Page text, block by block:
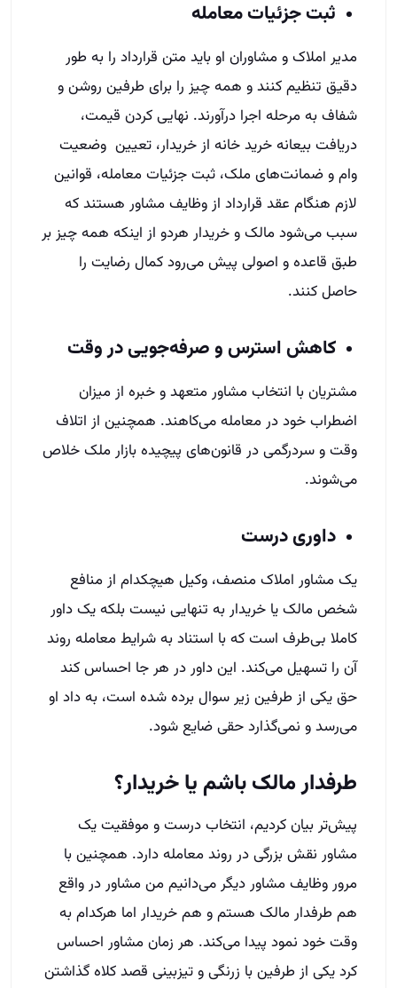
ثبت جزئیات معامله
مدیر املاک و مشاوران او باید متن قرارداد را به طور
دقیق تنظیم کنند و همه چیز را برای طرفین روشن و
شفاف به مرحله اجرا درآورند. نهایی کردن قیمت،
دریافت بیعانه خرید خانه از خریدار، تعیین وضعیت
وام و ضمانت‌های ملک، ثبت جزئیات معامله، قوانین
لازم هنگام عقد قرارداد از وظایف مشاور هستند که
سبب می‌شود مالک و خریدار هردو از اینکه همه چیز بر
طبق قاعده و اصولی پیش می‌رود کمال رضایت را
حاصل کنند.
کاهش استرس و صرفه‌جویی در وقت
مشتریان با انتخاب مشاور متعهد و خبره از میزان
اضطراب خود در معامله می‌کاهند. همچنین از اتلاف
وقت و سردرگمی در قانون‌های پیچیده بازار ملک خلاص
می‌شوند.
داوری درست
یک مشاور املاک منصف، وکیل هیچکدام از منافع
شخص مالک یا خریدار به تنهایی نیست بلکه یک داور
کاملا بی‌طرف است که با استناد به شرایط معامله روند
آن را تسهیل می‌کند. این داور در هر جا احساس کند
حق یکی از طرفین زیر سوال برده شده است، به داد او
می‌رسد و نمی‌گذارد حقی ضایع شود.
طرفدار مالک باشم یا خریدار؟
پیش‌تر بیان کردیم، انتخاب درست و موفقیت یک
مشاور نقش بزرگی در روند معامله دارد. همچنین با
مرور وظایف مشاور دیگر می‌دانیم من مشاور در واقع
هم طرفدار مالک هستم و هم خریدار اما هرکدام به
وقت خود نمود پیدا می‌کند. هر زمان مشاور احساس
کرد یکی از طرفین با زرنگی و تیزبینی قصد کلاه گذاشتن